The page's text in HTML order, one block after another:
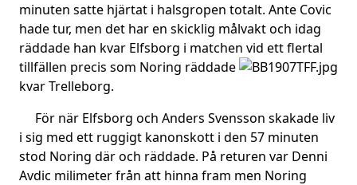
minuten satte hjärtat i halsgropen totalt. Ante Covic
hade tur, men det har en skicklig målvakt och idag
räddade han kvar Elfsborg i matchen vid ett flertal
tillfällen precis som Noring räddade
kvar Trelleborg.
För när Elfsborg och Anders Svensson skakade liv
i sig med ett ruggigt kanonskott i den 57 minuten
stod Noring där och räddade. På returen var Denni
Avdic milimeter från att hinna fram men Noring